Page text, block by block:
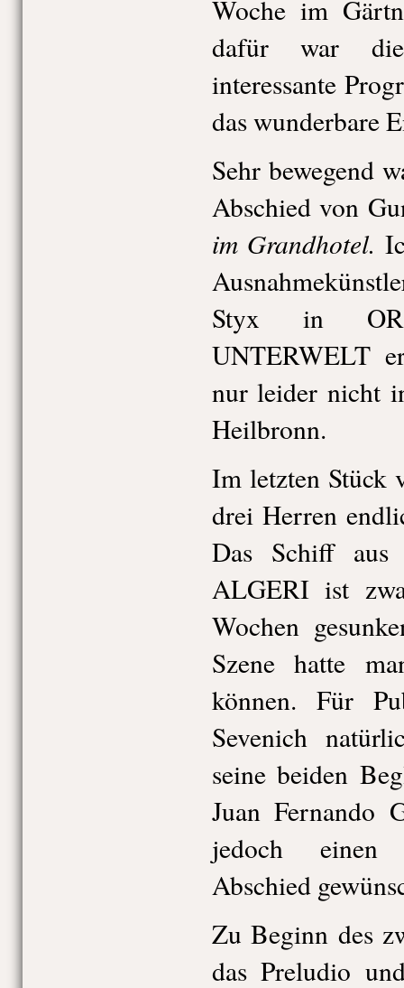
Woche im
dafür war
interessante
das wunderbare
Sehr bewegend
Abschied von
im Grandhotel.
Styx in
UNTERWELT
nur leider nicht
Heilbronn.
Im letzten Stück
drei Herren
Das Schiff
ALGERI ist
Wochen
Szene hatte
können. Für
Sevenich
seine beiden
Juan Fernando
jedoch einen
Abschied
Zu Beginn des
das Preludio